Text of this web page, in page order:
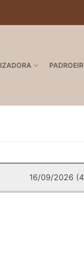
Pesquisar por:
16/09/2026